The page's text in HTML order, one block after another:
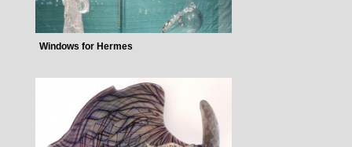
Windows for Hermes